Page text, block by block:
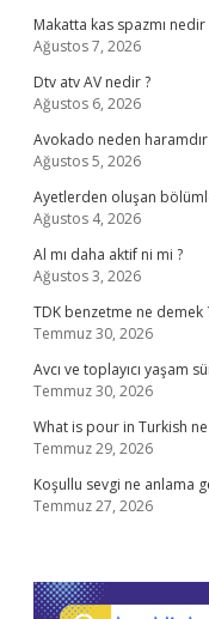
Makatta kas spazmı nedir
Ağustos 7, 2026
Dtv atv AV nedir ?
Ağustos 6, 2026
Avokado neden haramdır
Ağustos 5, 2026
Ayetlerden oluşan
Ağustos 4, 2026
Al mı daha aktif ni mi ?
Ağustos 3, 2026
TDK benzetme ne demek
Temmuz 30, 2026
Avcı ve toplayıcı yaşam
Temmuz 30, 2026
What is pour in Turkish
Temmuz 29, 2026
Koşullu sevgi ne anlama
Temmuz 27, 2026